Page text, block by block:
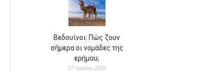
Βεδουίνοι: Πώς ζουν
σήμερα οι νομάδες της
ερήμου;
27 Ιουλίου 2026